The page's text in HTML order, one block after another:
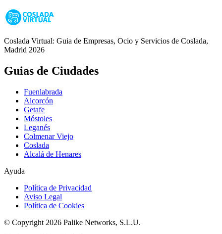
Coslada Virtual: Guia de Empresas, Ocio y Servicios de Coslada,
Madrid 2026
Guias de Ciudades
Fuenlabrada
Alcorcón
Getafe
Móstoles
Leganés
Colmenar Viejo
Coslada
Alcalá de Henares
Ayuda
Política de Privacidad
Aviso Legal
Política de Cookies
© Copyright 2026 Palike Networks, S.L.U.